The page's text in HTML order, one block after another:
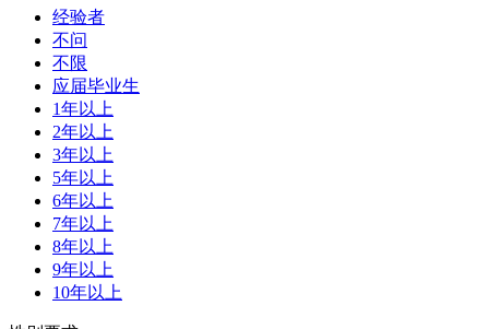
经验者
不问
不限
应届毕业生
1年以上
2年以上
3年以上
5年以上
6年以上
7年以上
8年以上
9年以上
10年以上